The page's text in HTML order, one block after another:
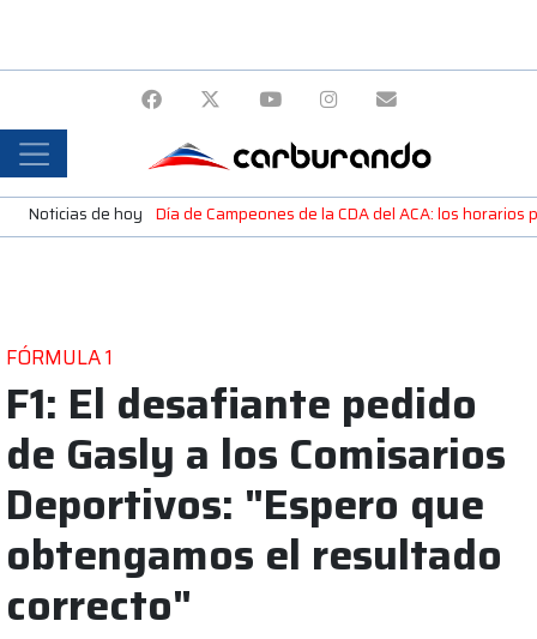
Noticias de hoy Día de Campeones de la CDA del ACA: los
FÓRMULA 1
F1: El desafiante pedido
de Gasly a los Comisarios
Deportivos: "Espero que
obtengamos el resultado
correcto"